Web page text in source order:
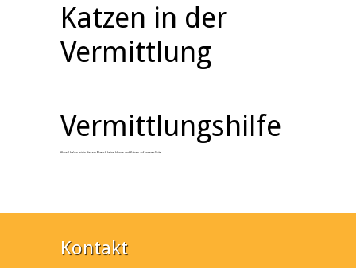
Katzen in der
Vermittlung
Vermittlungshilfe
Aktuell haben wir in diesem Bereich keine Hunde und Katzen auf unserer Seite.
Kontakt